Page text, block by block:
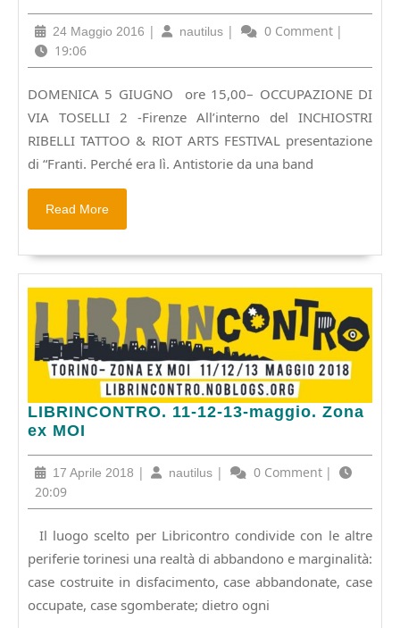
PRESENTAZIONE
di
“Franti.
era
lì.
Antistorie
da
band
non
classificata”.
24 Maggio 2016 24
2016
| nautilus nautilus
| 0 Comment |
19:06
DOMENICA 5 GIUGNO ore 15,00– OCCUPAZIONE DI
VIA TOSELLI 2 -Firenze All’interno del INCHIOSTRI
RIBELLI TATTOO & RIOT ARTS FESTIVAL presentazione
di “Franti. Perché era lì. Antistorie da una band
Read More
LIBRINCONTRO. 11-12-13-maggio. Zona
ex MOI
LIBRINCONTRO.
11-
13-
maggio.
Zona
MOI
17 Aprile 2018 17
2018
| nautilus nautilus
| 0 Comment |
20:09
Il luogo scelto per Libricontro condivide con le altre
periferie torinesi una realtà di abbandono e marginalità:
case costruite in disfacimento, case abbandonate, case
occupate, case sgomberate; dietro ogni